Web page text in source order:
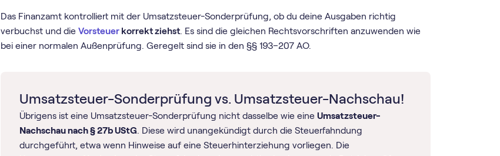
Das Finanzamt kontrolliert mit der Umsatzsteuer-Sonderprüfung, ob du deine Ausgaben richtig
verbuchst und dieVorsteuer korrekt ziehst. Es sind die gleichen Rechtsvorschriften anzuwenden wie
bei einer normalen Außenprüfung. Geregelt sind sie in den §§ 193–207 AO.
Umsatzsteuer-Sonderprüfung vs. Umsatzsteuer-Nachschau!
Übrigens ist eine Umsatzsteuer-Sonderprüfung nicht dasselbe wie eine Umsatzsteuer-
Nachschau nach § 27b UStG. Diese wird unangekündigt durch die Steuerfahndung
durchgeführt, etwa wenn Hinweise auf eine Steuerhinterziehung vorliegen. Die